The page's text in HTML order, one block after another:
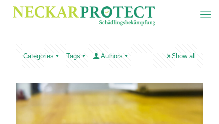
Categories Tags Authors Show all